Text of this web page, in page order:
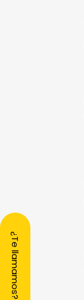
¿Te llamamos?